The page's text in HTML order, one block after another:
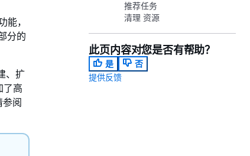
，
分的
、扩
了高
阅
推荐任务
清理 资源
此页内容对您是否有帮助？
是
否
提供反馈